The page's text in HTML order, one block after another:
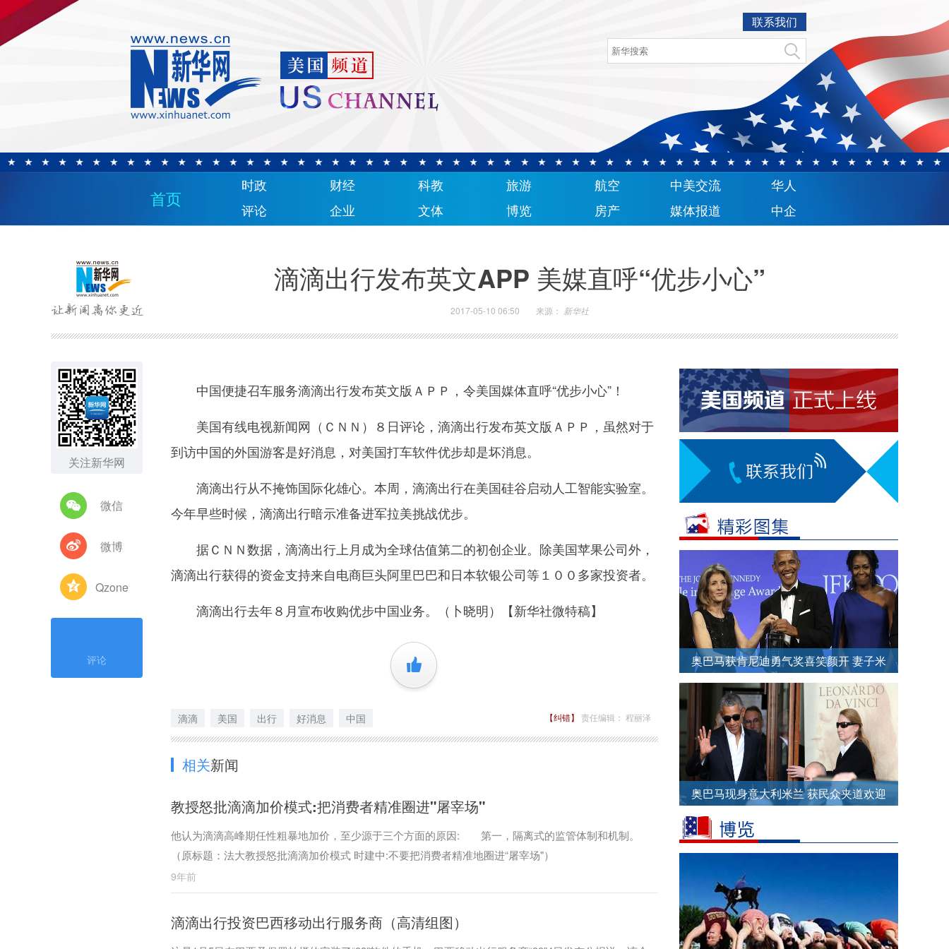
联系我们
首页
时政 财经 科教 旅游 航空 中美交流
华人
评论
企业 文体 博览 房产 媒体报道 中企
滴滴出行发布英文APP 美媒直呼“优步小心”
2017-05-10 06:50 来源： 新华社
关注新华网
微信
微博
Qzone
评论
中国便捷召车服务滴滴出行发布英文版ＡＰＰ，令美国媒体直呼“优步小心”！
美国有线电视新闻网（ＣＮＮ）８日评论，滴滴出行发布英文版ＡＰＰ，虽然对于
到访中国的外国游客是好消息，对美国打车软件优步却是坏消息。
滴滴出行从不掩饰国际化雄心。本周，滴滴出行在美国硅谷启动人工智能实验室。
今年早些时候，滴滴出行暗示准备进军拉美挑战优步。
据ＣＮＮ数据，滴滴出行上月成为全球估值第二的初创企业。除美国苹果公司外，
滴滴出行获得的资金支持来自电商巨头阿里巴巴和日本软银公司等１００多家投资者。
滴滴出行去年８月宣布收购优步中国业务。（卜晓明）【新华社微特稿】
+1
滴滴 美国 出行 好消息 中国 【纠错】 责任编辑： 程丽泽
相关新闻
教授怒批滴滴加价模式:把消费者精准圈进"屠宰场"
他认为滴滴高峰期任性粗暴地加价，至少源于三个方面的原因: 第一，隔离式的监管体制和机制。
（原标题：法大教授怒批滴滴加价模式 时建中:不要把消费者精准地圈进“屠宰场"）
9年前
滴滴出行投资巴西移动出行服务商（高清组图）
奥巴马获肯尼迪勇气奖喜笑颜开 妻子米
歇尔斜肩长裙亮相
奥巴马现身意大利米兰 获民众夹道欢迎